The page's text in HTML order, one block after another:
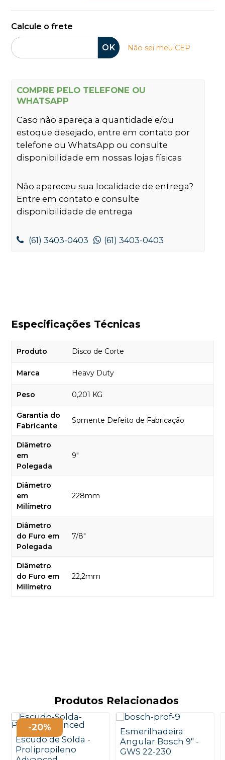
Calcule o frete
OK Não sei meu CEP
COMPRE PELO TELEFONE OU
WHATSAPP
Caso não apareça a quantidade e/ou
estoque desejado, entre em contato por
telefone ou WhatsApp ou consulte
disponibilidade em nossas lojas físicas
Não apareceu sua localidade de entrega?
Entre em contato e consulte
disponibilidade de entrega
(61) 3403-0403 (61) 3403-0403
Especificações Técnicas
Produto Disco de Corte
Marca Heavy Duty
Peso 0,201 KG
Garantia do
Fabricante
Somente Defeito de Fabricação
Diâmetro
em
Polegada
9"
Diâmetro
em
Milímetro
228mm
Diâmetro
do Furo em
Polegada
7/8"
Diâmetro
do Furo em
Milímetro
22,2mm
Produtos Relacionados
Escudo de Solda -
Prolipropileno
-20%
Esmerilhadeira
Angular Bosch 9" -
GWS 22-230